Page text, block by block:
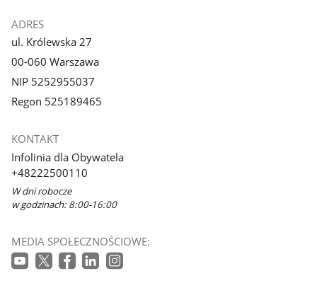
ADRES
ul. Królewska 27
00-060 Warszawa
NIP 5252955037
Regon 525189465
KONTAKT
Infolinia dla Obywatela
+48222500110
W dni robocze
w godzinach: 8:00-16:00
MEDIA SPOŁECZNOŚCIOWE: